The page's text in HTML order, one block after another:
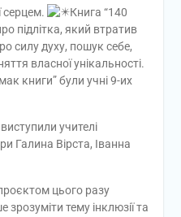
серцем.
Книга “140
підлітка, який втратив
силу духу, пошук себе,
власної унікальності.
книги” були учні 9-их
учителі
Галина Вірста, Іванна
цього разу
тему інклюзії та